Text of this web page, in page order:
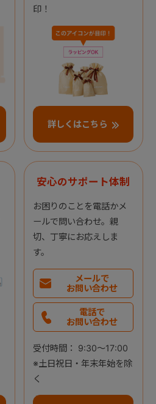
印！
詳しくはこちら
安心のサポート体制
お困りのことを電話かメ
ールで問い合わせ。親
切、丁寧にお応えしま
す。
メールで
お問い合わせ
電話で
お問い合わせ
受付時間： 9:30～17:00
※土日祝日・年末年始を除
く